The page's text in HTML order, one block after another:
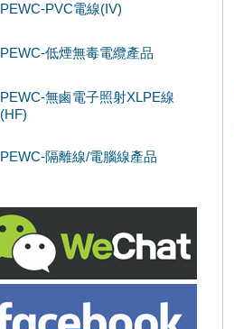
PEWC-PVC電線(IV)
PEWC-低煙無毒電纜產品
PEWC-無鹵電子照射XLPE線
(HF)
PEWC-隔離線/電腦線產品